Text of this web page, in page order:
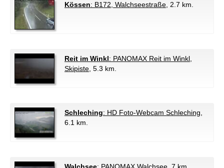
Kössen: B172, Walchseestraße , 2.7 km.
Reit im Winkl: PANOMAX Reit im Winkl,
Skipiste , 5.3 km.
Schleching: HD Foto-Webcam Schleching
6.1 km.